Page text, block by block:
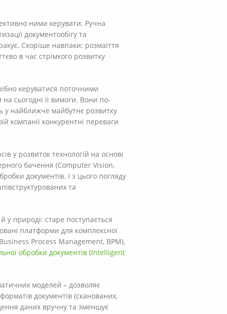
ними керувати. Ручна
документообігу та
Скоріше навпаки: розмаїття
в час стрімкого розвитку
керуватися поточними
сьогодні її вимоги. Вони по-
у найближче майбутнє розвитку
компанії конкурентні переваги
у розвиток технологій на основі
бачення (Computer Vision,
документів. І з цього погляду
та
у природі: старе поступається
платформи для комплексної
Process Management, BPM),
обробки документів (Intelligent
моделей – дозволяє
документів (сканованих,
даних вручну та зменшує